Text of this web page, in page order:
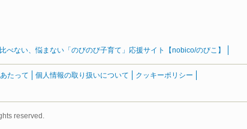
比べない、悩まない「のびのび子育て」応援サイト【nobico/のびこ】
たって 個人情報の取り扱いについて
クッキーポリシー
reserved.